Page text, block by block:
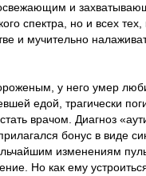
и
спектра, но и всех
и мучительно
у него умер
едой, трагически
врачом. Диагноз
бонус в виде
изменениям
Но как ему